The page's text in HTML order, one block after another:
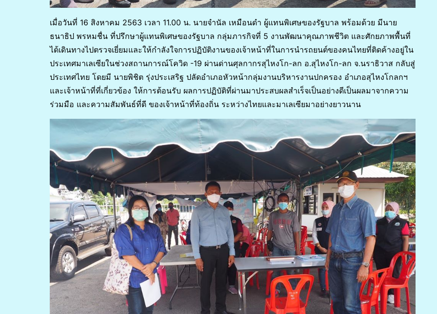
เมื่อวันที่ 16 สิงหาคม 2563 เวลา 11.00 น. นายจำนัล เหมือนดำ ผู้แทนพิเศษของรัฐบาล พร้อมด้วย มีนาย
ธนาธิป พรหมชื่น ที่ปรึกษาผู้แทนพิเศษของรัฐบาล กลุ่มภารกิจที่ 5 งานพัฒนาคุณภาพชีวิต และศักยภาพพื้นที่
ได้เดินทางไปตรวจเยี่ยมและให้กำลังใจการปฏิบัติงานของเจ้าหน้าที่ในการนำรถยนต์ของคนไทยที่ติดค้างอยู่ใน
ประเทศมาเลเซียในช่วงสถานการณ์โควิด -19 ผ่านด่านศุลกากรสุไหงโก-ลก อ.สุไหงโก-ลก จ.นราธิวาส กลับสู่
ประเทศไทย โดยมี นายพิชิต​ รุ่งประเสริฐ ปลัดอำเภอหัวหน้ากลุ่มงานบริหารงานปกครอง อำเภอสุไหงโกลกฯ
และเจ้าหน้าที่ที่เกี่ยวข้อง ให้การต้อนรับ ผลการปฏิบัติที่ผ่านมาประสบผลสำเร็จเป็นอย่างดีเป็นผลมาจากความ
ร่วมมือ และความสัมพันธ์ที่ดี ของเจ้าหน้าที่ท้องถิ่น ระหว่างไทยและมาเลเซียมาอย่างยาวนาน